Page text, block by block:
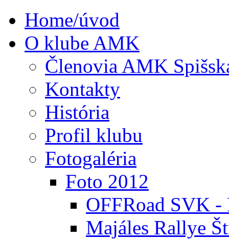
Home/úvod
O klube AMK
Členovia AMK
Kontakty
História
Profil klubu
Fotogaléria
Foto 2012
OFFRoad SVK -
Majáles Rallye